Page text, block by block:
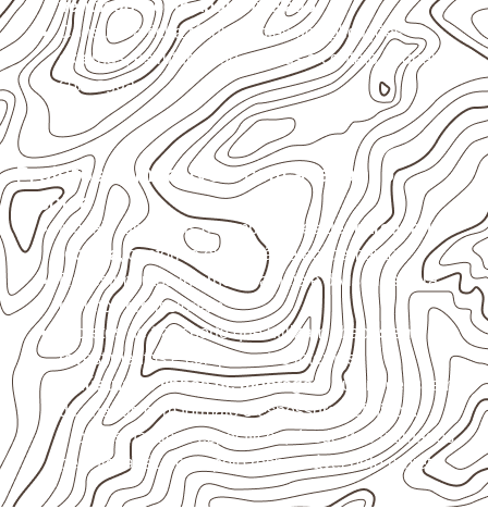
ventilado e com apoio nivelado.
Consulte a ficha técnica antes de aplicações
externas, estruturais ou sujeitas a contato frequente
com água.
Projetos compatíveis com avaliação
técnica
Móveis, divisórias e componentes de marcenaria
técnica , conforme exposição e acabamento.
Revestimentos internos, painéis e divisórias para
projetos profissionais.
Projetos de transporte que utilizam chapas em
revestimentos e componentes internos.
Indústrias e linhas de montagem que necessitam
de chapas com formato e espessura definidos.
Projetos náuticos específicos, desde que validados
pela ficha técnica e pelo responsável pelo projeto.